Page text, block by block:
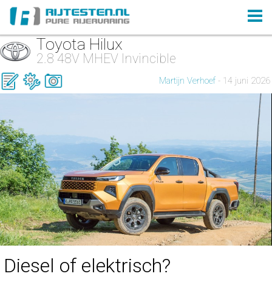
Toyota Hilux
2.8 48V MHEV Invincible
Martijn Verhoef - 14 juni 2026
Diesel of elektrisch?